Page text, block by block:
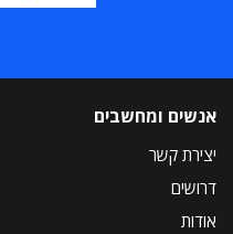
אנשים ומחשבים
יצירת קשר
דרושים
אודות